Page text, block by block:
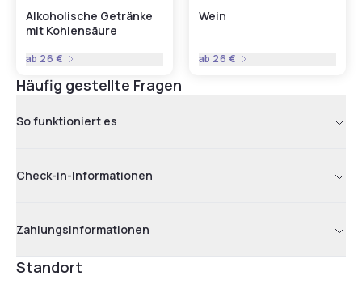
Alkoholische Getränke
mit Kohlensäure
ab 26 €
Wein
ab 26 €
Häufig gestellte Fragen
So funktioniert es
Check-in-Informationen
Zahlungsinformationen
Standort